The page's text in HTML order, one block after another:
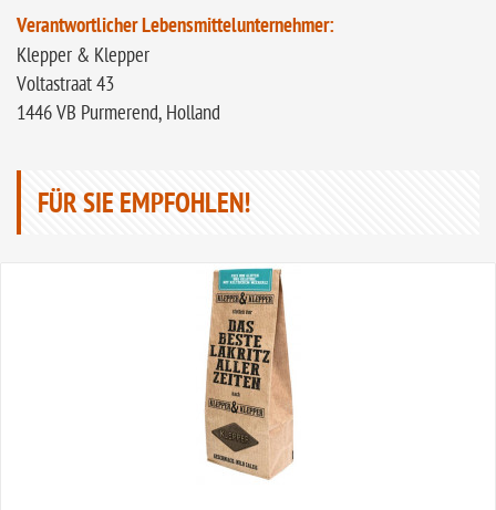
Verantwortlicher Lebensmittelunternehmer:
Klepper & Klepper
Voltastraat 43
1446 VB Purmerend, Holland
FÜR SIE EMPFOHLEN!